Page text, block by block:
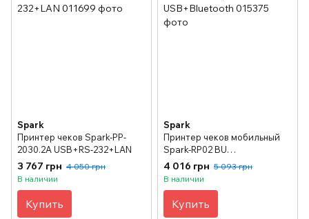
Spark
Принтер чеков Spark-PP-
2030.2A USB+RS-232+LAN
3 767 грн 4 050 грн
В наличии
Купить
Spark
Принтер чеков мобильный
Spark-RP02 BU
USB+Bluetooth
4 016 грн 5 093 грн
В наличии
Купить